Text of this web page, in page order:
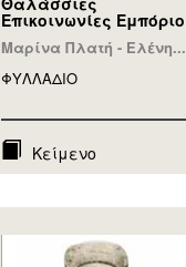
Επικοινωνίες Εμπόριο
Μαρίνα Πλατή - Ελένη...
ΦΥΛΛAΔΙΟ
Κείμενο